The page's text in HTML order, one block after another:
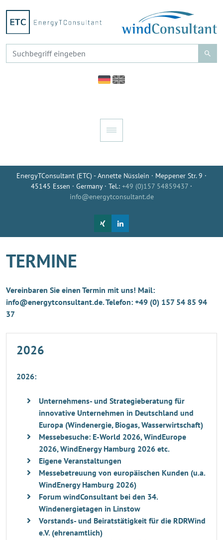
EnergyTConsultant (ETC) - Annette Nüsslein · Meppener Str. 9 ·
45145 Essen · Germany · Tel.: +49 (0)157 54859437 ·
info@energytconsultant.de
TERMINE
Vereinbaren Sie einen Termin mit uns! Mail:
info@energytconsultant.de. Telefon: +49 (0) 157 54 85 94
37
2026
2026:
Unternehmens- und Strategieberatung für
innovative Unternehmen in Deutschland und
Europa (Windenergie, Biogas, Wasserwirtschaft)
Messebesuche: E-World 2026, WindEurope
2026, WindEnergy Hamburg 2026 etc.
Eigene Veranstaltungen
Messebetreuung von europäischen Kunden (u.a.
WindEnergy Hamburg 2026)
Forum windConsultant bei den 34.
Windenergietagen in Linstow
Vorstands- und Beiratstätigkeit für die RDRWind
e.V. (ehrenamtlich)